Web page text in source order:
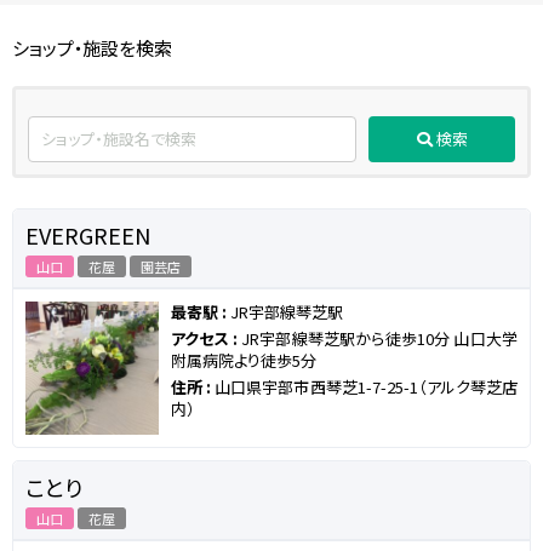
ショップ・施設を検索
検索
EVERGREEN
山口 花屋 園芸店
最寄駅 : JR宇部線琴芝駅
アクセス : JR宇部線琴芝駅から徒歩10分 山口大学
附属病院より徒歩5分
住所 : 山口県宇部市西琴芝1-7-25-1（アルク琴芝店
内）
ことり
山口 花屋